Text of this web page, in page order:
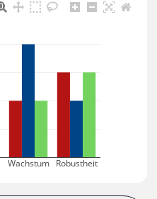
Wachstum Robustheit